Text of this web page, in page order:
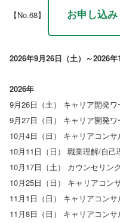
【No.68】 お申し込み
2026年9月26日（土）～2026年
2026年
9月26日（土） キャリア開発ワ
9月27日（日） キャリア開発ワ
10月4日（日） キャリアコン
10月11日（日） 職業理解/自己
10月17日（土） カウンセリン
10月25日（日） キャリアコン
11月1日（日） キャリアコン
11月8日（日） キャリアコン